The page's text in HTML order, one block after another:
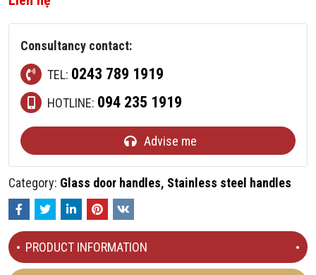
Consultancy contact:
TEL: 0243 789 1919
HOTLINE: 094 235 1919
Advise me
Category: Glass door handles, Stainless steel handles
FacebookTwitterLinkedInPinterest
PRODUCT INFORMATION